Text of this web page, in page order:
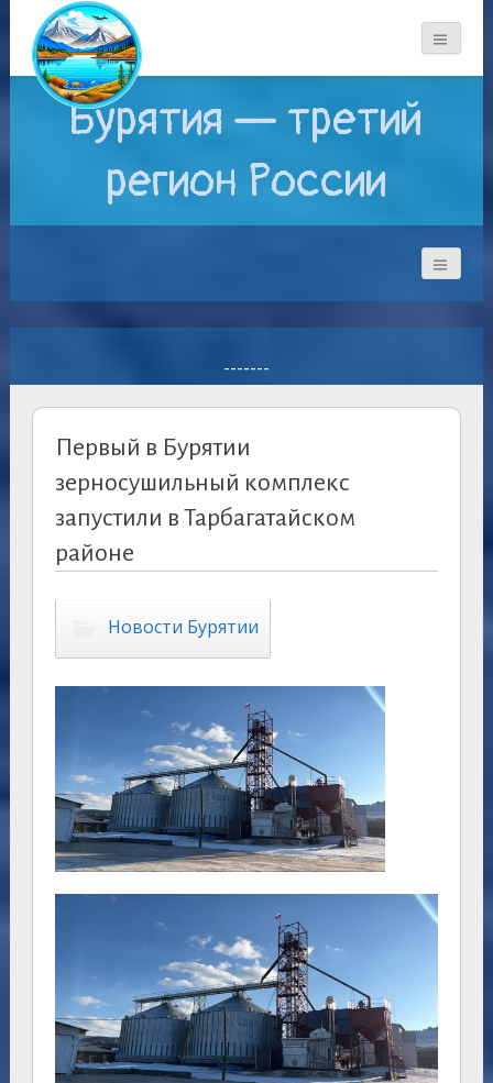
Бурятия — третий
регион России
-------
Первый в Бурятии
зерносушильный комплекс
запустили в Тарбагатайском
районе
Новости Бурятии